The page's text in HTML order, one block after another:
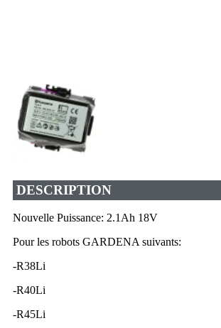
DESCRIPTION
Nouvelle Puissance: 2.1Ah 18V
Pour les robots GARDENA suivants:
-R38Li
-R40Li
-R45Li